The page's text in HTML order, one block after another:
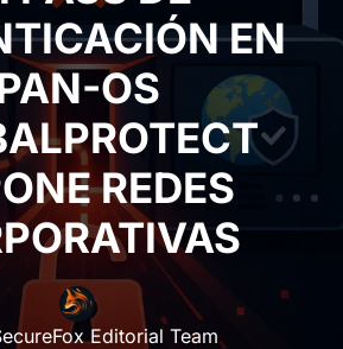
EN
PAN-OS
REDES
Editorial Team